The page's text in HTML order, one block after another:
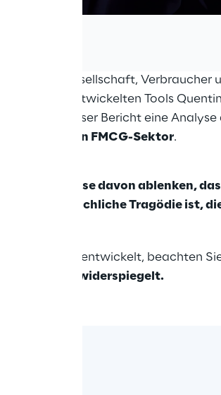
auf Gesellschaft, Verbraucher
TD Reply entwickelten Tools
bietet dieser Bericht eine
den FMCG-Sektor.
keinster Weise davon ablenken,
eine menschliche Tragödie ist,
rasch weiterentwickelt, beachten
Daten widerspiegelt.